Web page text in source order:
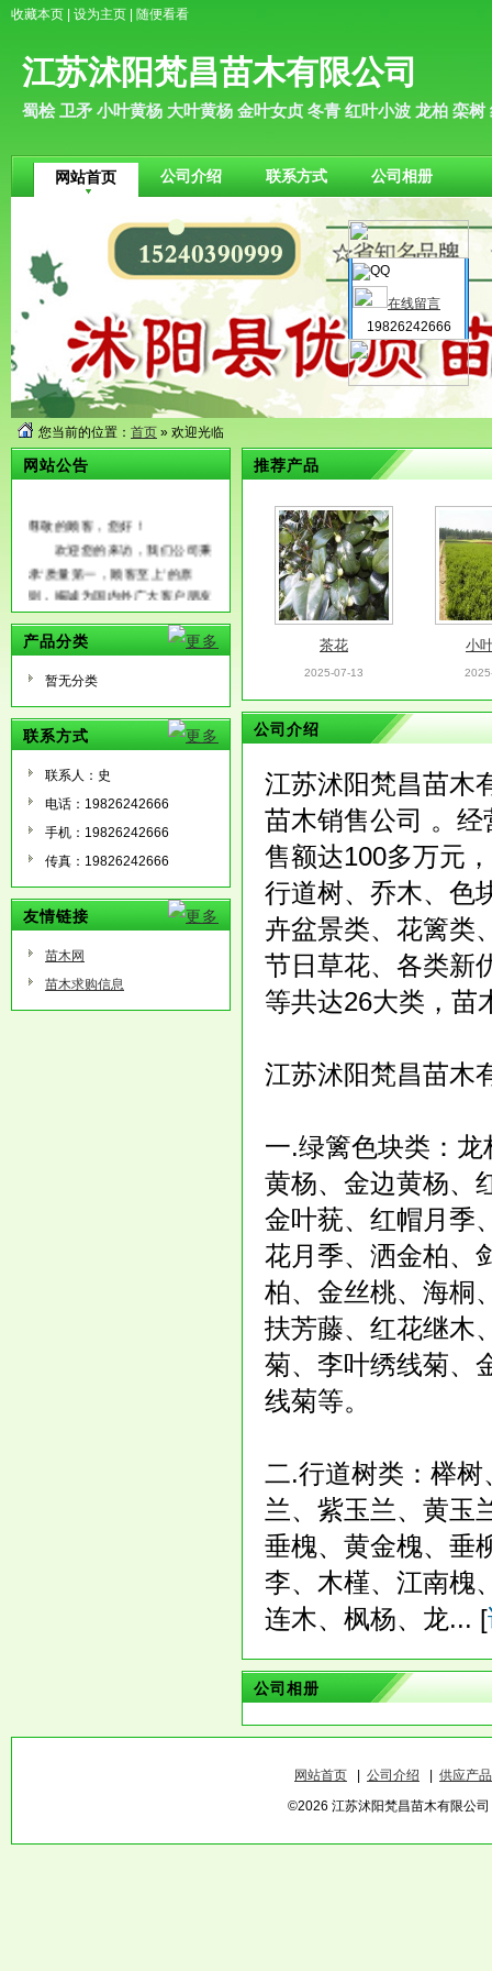
收藏本页 设为主页 随便看看
江苏沭阳梵昌苗木有限公司
蜀桧 卫矛 小叶黄杨 大叶黄杨 金叶女贞 冬青 红叶小波 龙柏 栾树
网站首页 公司介绍 联系方式 公司相册
您当前的位置： 首页 » 欢迎光临
网站公告
尊敬的顾客，您好！
欢迎您的来访，我们公司秉
承‘质量第一，顾客至上’的原
则，竭诚为国内外广大客户朋友
提供优质的服务，希望通过我们
的真诚与努力能够成为您长期的
产品分类
暂无分类
联系方式
联系人：史
电话：19826242666
手机：19826242666
传真：19826242666
友情链接
苗木网
苗木求购信息
推荐产品
茶花
2025-07-13
2025-07-13
茶花 小
大叶黄杨
2025-07-13
大叶
公司介绍
江苏沭阳梵昌苗木
苗木销售公司 。
售额达100多万元
行道树、乔木、色
卉盆景类、花篱类
节日草花、各类新
等共达26大类，苗
江苏沭阳梵昌苗木
一.绿篱色块类：
黄杨、金边黄杨、
金叶莸、红帽月季
花月季、洒金柏、
柏、金丝桃、海桐
扶芳藤、红花继木
菊、李叶绣线菊、
线菊等。
二.行道树类：榉
兰、紫玉兰、黄玉
垂槐、黄金槐、垂
李、木槿、江南槐
连木、枫杨、龙... [
公司相册
在线留言
19826242666
网站首页 公司介绍
供应产品
©2026 江苏沭阳梵昌苗木有限公